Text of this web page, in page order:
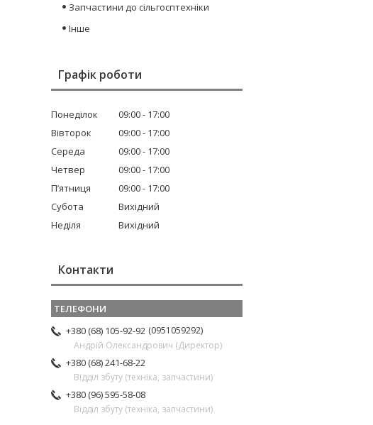
Запчастини до сільгосптехніки
Інше
Графік роботи
Понеділок 09:00
17:00
Вівторок
09:00
17:00
Середа
09:00
17:00
Четвер
09:00
17:00
Пʼятниця
09:00
17:00
Субота
Вихідний
Неділя
Вихідний
Контакти
+380 (68) 105-92-92 0951059292
Андрій Олександрович (Директор)
+380 (68) 241-68-22
Відділ збуту (техніка, запчастини)
+380 (96) 595-58-08
Відділ збуту (техніка, запчастини)